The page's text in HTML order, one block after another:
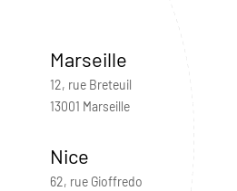
Marseille
12, rue Breteuil
13001 Marseille
Nice
62, rue Gioffredo